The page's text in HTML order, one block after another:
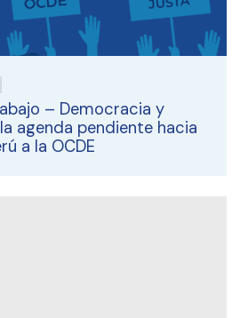
– Democracia y
agenda pendiente hacia
a la OCDE